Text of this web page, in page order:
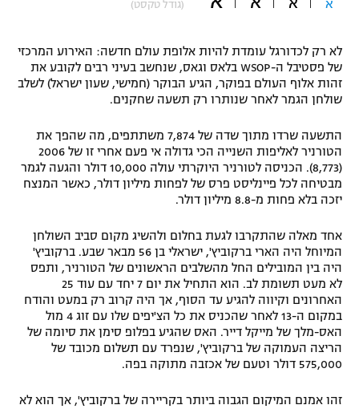
משתתפים וזוכים בפרסים
תקנון עבור פעילות אלקטרה
תקנון עבור פעילות ספורט 1 – "מרלן"
טניס
גיימינג E-Sports
תנאי שימוש
מדיניות פרטיות
תקנון פעילות ספורט 1
ספורט מוטורי
פוטבול אמריקאי NFL
בייסבול MLB
אומנויות לחימה
גיימינג E-Sports
א (גודל טקסט)
לא רק לכדורגל עומדת להיות אלופת עולם חדשה: האירוע המרכזי
של פסטיבל ה-WSOP בלאס וגאס, שנחשב בעיני רבים לקובע את
זהות אלוף העולם בפוקר, הגיע הבוקר (חמישי, שעון ישראל) לשלב
שולחן הגמר לאחר שנותרו רק תשעה שחקנים.
התשעה שרדו מתוך שדה של 7,874 משתתפים, מה שהפך את
הטורניר לאליפות השנייה הכי גדולה אי פעם אחרי זו של 2006
(8,773). הכניסה לטורניר היוקרתי עולה 10,000 דולר והגעה לגמר
מבטיחה לכל פיינליסט פרס של לפחות מיליון דולר, כאשר המנצח
יזכה בלא פחות מ-8.8 מיליון דולר.
אחד מאלה שהתקרבו לגעת בחלום ולהשיג מקום סביב השולחן
המיוחל היה הארי ברקוביץ', ישראלי בן 56 מבאר שבע. ברקוביץ'
היה בין המובילים החל מהשלבים הראשונים של הטורניר, ותפס
לא מעט תשומת לב. הוא התחיל את יום 7 יחד עם עוד 25
האחרונים וקיווה להגיע עד הסוף, אך היה קרוב רק במעט והודח
במקום ה-13 לאחר שהכניס את כל הצ'יפים שלו עם זוג 4 מול
האס-מלך של מייקל דייר. האס שהגיע בפלופ סימן את סיומה של
הריצה העמוקה של ברקוביץ', שנפרד עם תשלום מכובד של
575,000 דולר וטעם של אכזבה מתוקה בפה.
זהו אמנם המיקום הגבוה ביותר בקריירה של ברקוביץ', אך הוא לא